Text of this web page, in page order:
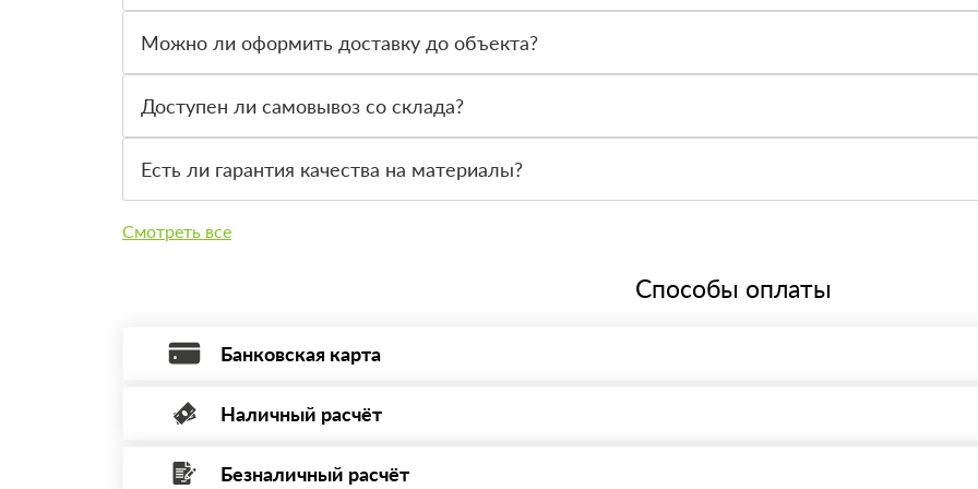
Можно ли оформить доставку до объекта?
Доступен ли самовывоз со склада?
Есть ли гарантия качества на материалы?
Смотреть все
Способы оплаты
Банковская карта
Оплата банковской картой, через Интернет, возможна через системы электронных платежей.
Минимальная сумма платежа — 1 рубль.
Максимальная сумма платежа отсутствует.
Наличный расчёт
Вы можете оплатить наличными по факту приема материала после проверки качества и количества заказанного
Безналичный расчёт